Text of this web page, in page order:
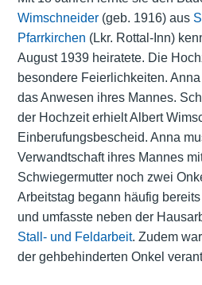
Wimschneider(geb. 1916) aus
Pfarrkirchen (Lkr. Rottal-Inn)
August 1939 heiratete. Die
besondere Feierlichkeiten.
das Anwesen ihres Mannes.
der Hochzeit erhielt Albert
Einberufungsbescheid. Anna
Verwandtschaft ihres Mannes
Schwiegermutter noch zwei
Arbeitstag begann häufig
und umfasste neben der
Stall- und Feldarbeit. Zudem
der gehbehinderten Onkel